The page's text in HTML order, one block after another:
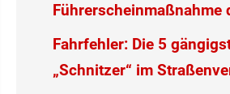
Führerscheinmaßnahme
Fahrfehler: Die 5
„Schnitzer“ im